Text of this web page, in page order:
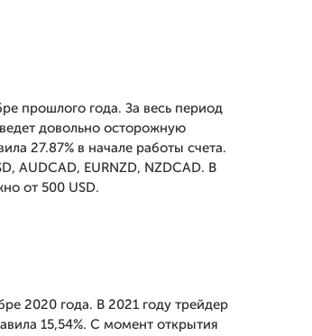
прошлого года. За весь период
довольно осторожную
27.87% в начале работы счета.
AUDCAD, EURNZD, NZDCAD. В
от 500 USD.
2020 года. В 2021 году трейдер
15,54%. С момент открытия